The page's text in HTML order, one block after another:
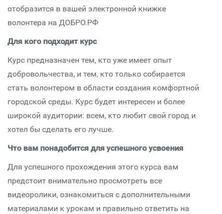
отобразится в вашей электронной книжке
волонтера на ДОБРО.РФ
Для кого подходит курс
Курс предназначен тем, кто уже имеет опыт
добровольчества, и тем, кто только собирается
стать волонтером в области создания комфортной
городской среды. Курс будет интересен и более
широкой аудитории: всем, кто любит свой город и
хотел бы сделать его лучше.
Что вам понадобится для успешного усвоения
Для успешного прохождения этого курса вам
предстоит внимательно просмотреть все
видеоролики, ознакомиться с дополнительными
материалами к урокам и правильно ответить на